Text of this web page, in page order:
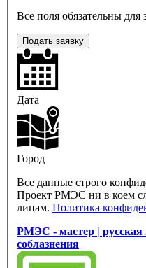
Все поля обязательны для
Подать заявку
Дата
Город
Все данные строго
Проект РМЭС ни в коем
лицам. Политика
РМЭС - мастер | русская
соблазнения